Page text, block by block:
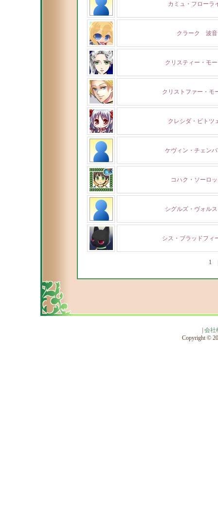
カミュ・フローラ
クラーク 波音
クリスティー・モ
クリストファー・モ
クレシダ・ビトツ
ケヴィン・チェン
コハク・ソーロ
シグルズ・ヴォル
シス・ブラッドフィ
1
会社
Copyright ©